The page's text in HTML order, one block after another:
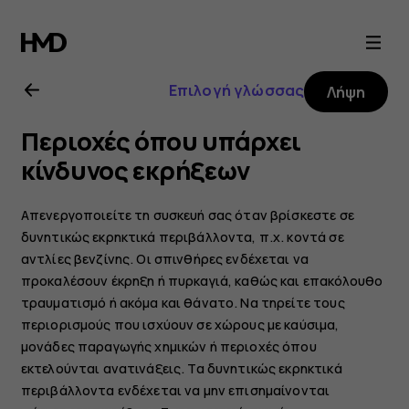
Οδηγίες
χρήσης
Nokia
X20
Επιλογή γλώσσας Λήψη
Περιοχές όπου υπάρχει
κίνδυνος εκρήξεων
Απενεργοποιείτε τη συσκευή σας όταν βρίσκεστε σε
δυνητικώς εκρηκτικά περιβάλλοντα, π.χ. κοντά σε
αντλίες βενζίνης. Οι σπινθήρες ενδέχεται να
προκαλέσουν έκρηξη ή πυρκαγιά, καθώς και επακόλουθο
τραυματισμό ή ακόμα και θάνατο. Να τηρείτε τους
περιορισμούς που ισχύουν σε χώρους με καύσιμα,
μονάδες παραγωγής χημικών ή περιοχές όπου
εκτελούνται ανατινάξεις. Τα δυνητικώς εκρηκτικά
περιβάλλοντα ενδέχεται να μην επισημαίνονται